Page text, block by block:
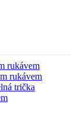
rukávem
rukávem
trička